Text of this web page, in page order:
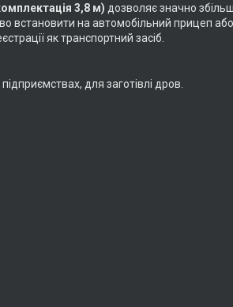
3,8 м) дозволяє значно
встановити на автомобільний прицеп
як транспортний засіб.
для заготівлі дров.